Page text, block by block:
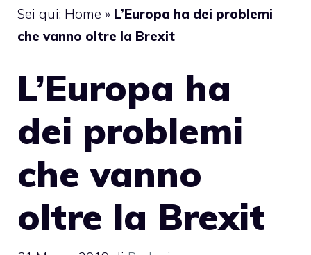
Sei qui: Home » L’Europa ha dei problemi
che vanno oltre la Brexit
L’Europa ha
dei problemi
che vanno
oltre la Brexit